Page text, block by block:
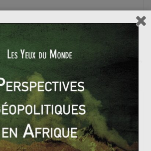
Trente Glorieuses ?
ministre chinois en Inde : amitié ou
rivalité de deux puissances?
grecque n’a rien à voir
argentine (2/2)